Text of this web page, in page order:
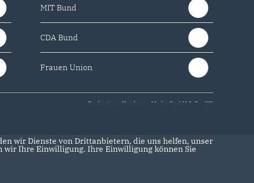
MIT Bund
CDA Bund
Frauen Union
Realisation: Sharkness Media GmbH & Co. KG
wir Dienste von Drittanbietern, die uns helfen, unser
wir Ihre Einwilligung. Ihre Einwilligung können Sie